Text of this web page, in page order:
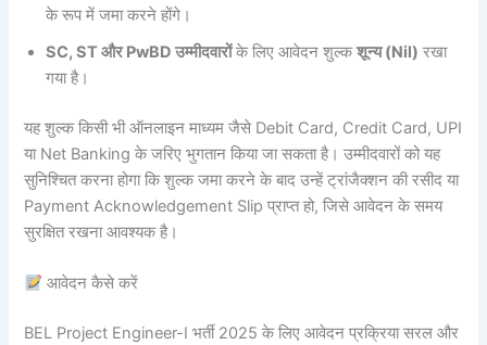
के रूप में जमा करने होंगे।
SC, ST और PwBD उम्मीदवारोंके लिए आवेदन शुल्कशून्य (Nil) रखा
गया है।
यह शुल्क किसी भी ऑनलाइन माध्यम जैसे Debit Card, Credit Card, UPI
या Net Banking के जरिए भुगतान किया जा सकता है। उम्मीदवारों को यह
सुनिश्चित करना होगा कि शुल्क जमा करने के बाद उन्हें ट्रांजैक्शन की रसीद या
Payment Acknowledgement Slip प्राप्त हो, जिसे आवेदन के समय
सुरक्षित रखना आवश्यक है।
आवेदन कैसे करें
BEL Project Engineer-I भर्ती 2025 के लिए आवेदन प्रक्रिया सरल और